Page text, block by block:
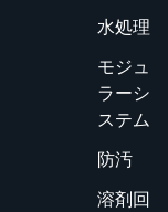
水処理
モジュ
ラーシ
ステム
防汚
溶剤回